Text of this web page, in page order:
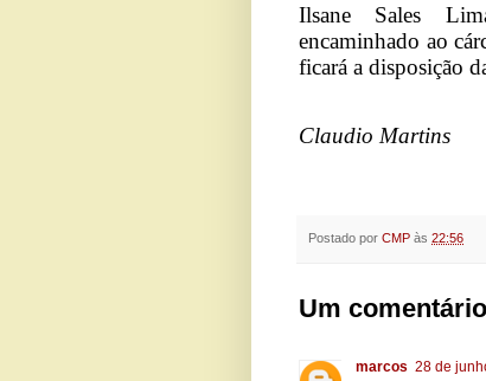
Ilsane Sales
encaminhado ao
ficará a disposição
Claudio Martins
Postado por CMP às 22:56
Um
marcos 28 de